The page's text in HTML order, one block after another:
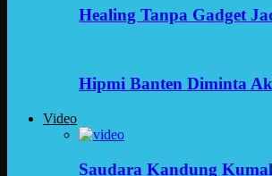
Healing Tanpa Gadget
Hipmi Banten Diminta
Video
Saudara Kandung